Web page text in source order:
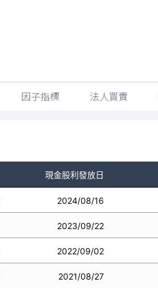
因子指標 法人買賣
現金股利發放日
2024/08/16
2023/09/22
2022/09/02
2021/08/27